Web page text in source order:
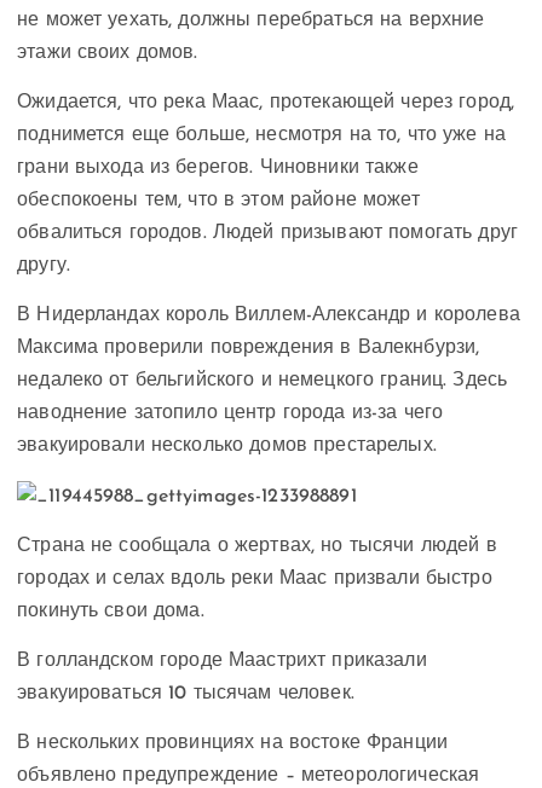
не может уехать, должны перебраться на верхние
этажи своих домов.
Ожидается, что река Маас, протекающей через город,
поднимется еще больше, несмотря на то, что уже на
грани выхода из берегов. Чиновники также
обеспокоены тем, что в этом районе может
обвалиться городов. Людей призывают помогать друг
другу.
В Нидерландах король Виллем-Александр и королева
Максима проверили повреждения в Валекнбурзи,
недалеко от бельгийского и немецкого границ. Здесь
наводнение затопило центр города из-за чего
эвакуировали несколько домов престарелых.
Страна не сообщала о жертвах, но тысячи людей в
городах и селах вдоль реки Маас призвали быстро
покинуть свои дома.
В голландском городе Маастрихт приказали
эвакуироваться 10 тысячам человек.
В нескольких провинциях на востоке Франции
объявлено предупреждение – метеорологическая